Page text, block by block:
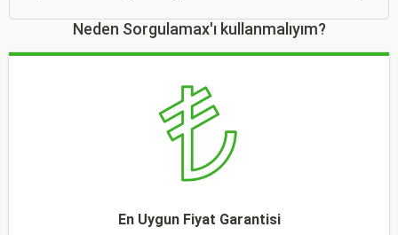
Neden Sorgulamax'ı kullanmalıyım?
En Uygun Fiyat Garantisi